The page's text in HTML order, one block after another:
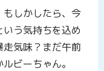
しかしたら、今
う気持ちを込め
気味？まだ午前
ビーちゃん。